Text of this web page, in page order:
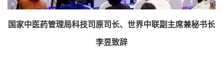
国家中医药管理局科技司原司长、世界中联副主席兼秘书长
李昱致辞